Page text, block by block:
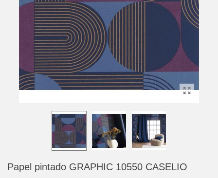
Papel pintado GRAPHIC 10550 CASELIO